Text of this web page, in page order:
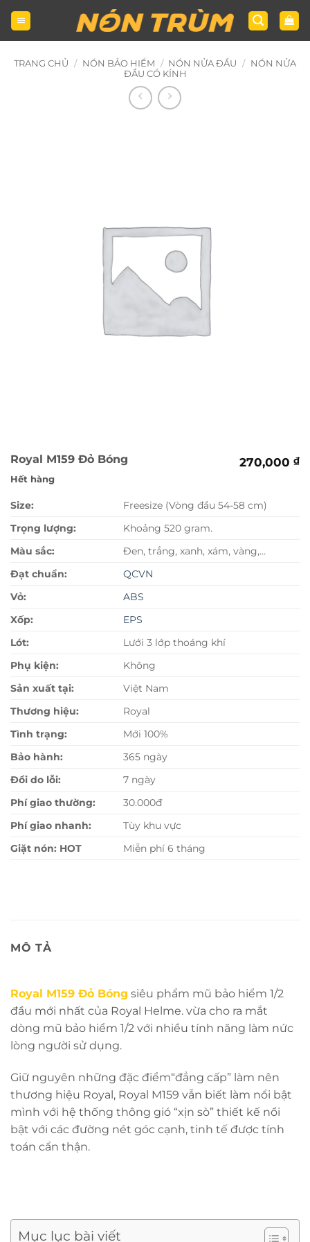
Bỏ
qua
nội
dungTRANG CHỦ / NÓN BẢO HIỂM / NÓN NỬA ĐẦU / NÓN NỬA
ĐẦU CÓ KÍNH
Royal M159 Đỏ Bóng 270,000 ₫
Hết hàng
Size:
Freesize (Vòng đầu 54-58 cm)
Trọng lượng:
Khoảng 520 gram.
Màu sắc:
Đen, trắng, xanh, xám, vàng,…
Đạt chuẩn:
QCVN
Vỏ:
ABS
Xốp:
EPS
Lót:
Lưới 3 lớp thoáng khí
Phụ kiện:
Không
Sản xuất tại:
Việt Nam
Thương hiệu:
Royal
Tình trạng:
Mới 100%
Bảo hành:
365 ngày
Đổi do lỗi:
7 ngày
Phí giao thường:
30.000đ
Phí giao nhanh:
Tùy khu vực
Giặt nón: HOT
Miễn phí 6 tháng
MÔ TẢ
Royal M159 Đỏ Bóng siêu phẩm mũ bảo hiểm 1/2
đầu mới nhất của Royal Helme. vừa cho ra mắt
dòng mũ bảo hiểm 1/2 với nhiều tính năng làm nức
lòng người sử dụng.
Giữ nguyên những đặc điểm“đẳng cấp” làm nên
thương hiệu Royal, Royal M159 vẫn biết làm nổi bật
mình với hệ thống thông gió “xịn sò” thiết kế nổi
bật với các đường nét góc cạnh, tinh tế được tính
toán cẩn thận.
Mục lục bài viết